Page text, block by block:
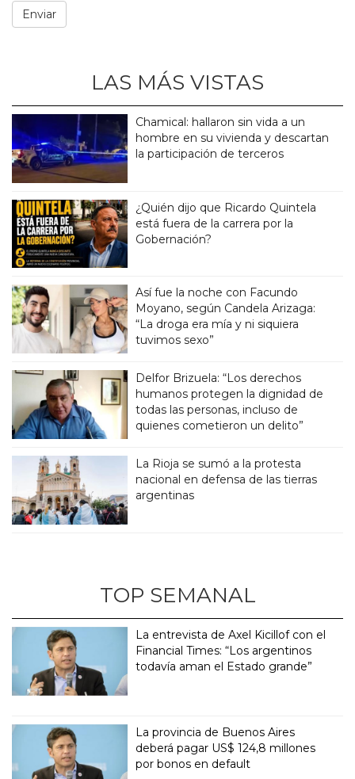
LAS MÁS VISTAS
Chamical: hallaron sin vida a un
hombre en su vivienda y descartan
la participación de terceros
¿Quién dijo que Ricardo Quintela
está fuera de la carrera por la
Gobernación?
Así fue la noche con Facundo
Moyano, según Candela Arizaga:
“La droga era mía y ni siquiera
tuvimos sexo”
Delfor Brizuela: “Los derechos
humanos protegen la dignidad de
todas las personas, incluso de
quienes cometieron un delito”
La Rioja se sumó a la protesta
nacional en defensa de las tierras
argentinas
TOP SEMANAL
La entrevista de Axel Kicillof con el
Financial Times: “Los argentinos
todavía aman el Estado grande”
La provincia de Buenos Aires
deberá pagar US$ 124,8 millones
por bonos en default